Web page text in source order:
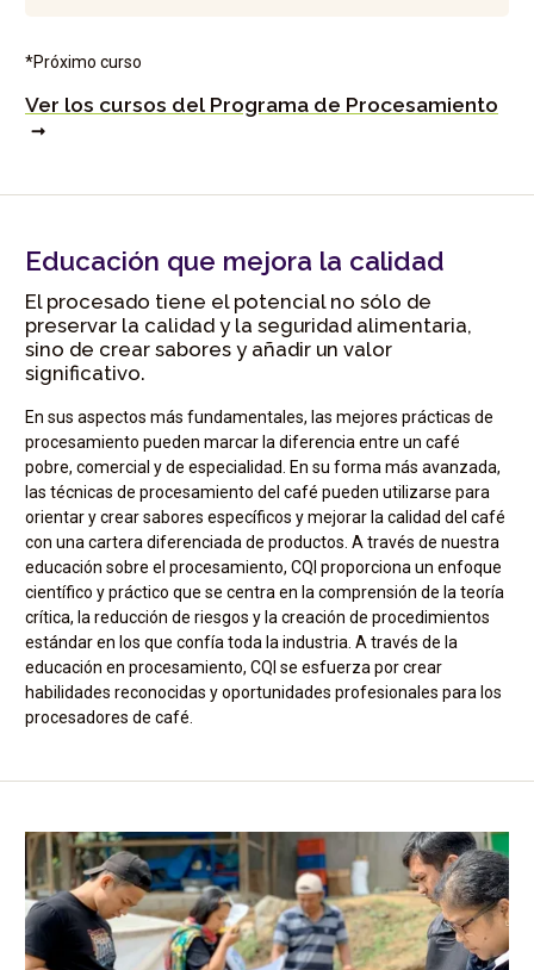
*Próximo curso
Ver los cursos del Programa de Procesamiento
Educación que mejora la calidad
El procesado tiene el potencial no sólo de
preservar la calidad y la seguridad alimentaria,
sino de crear sabores y añadir un valor
significativo.
En sus aspectos más fundamentales, las mejores prácticas de
procesamiento pueden marcar la diferencia entre un café
pobre, comercial y de especialidad. En su forma más avanzada,
las técnicas de procesamiento del café pueden utilizarse para
orientar y crear sabores específicos y mejorar la calidad del café
con una cartera diferenciada de productos. A través de nuestra
educación sobre el procesamiento, CQI proporciona un enfoque
científico y práctico que se centra en la comprensión de la teoría
crítica, la reducción de riesgos y la creación de procedimientos
estándar en los que confía toda la industria. A través de la
educación en procesamiento, CQI se esfuerza por crear
habilidades reconocidas y oportunidades profesionales para los
procesadores de café.